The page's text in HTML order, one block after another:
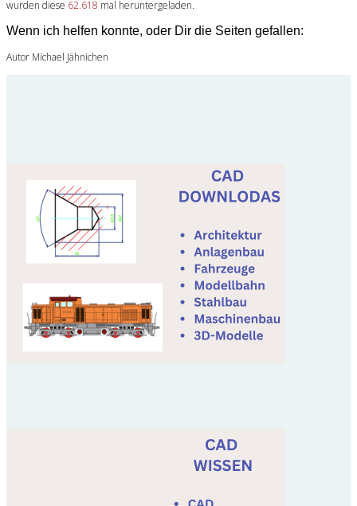
wurden diese 62.618 mal heruntergeladen.
Wenn ich helfen konnte, oder Dir die Seiten gefallen:
Autor Michael Jähnichen